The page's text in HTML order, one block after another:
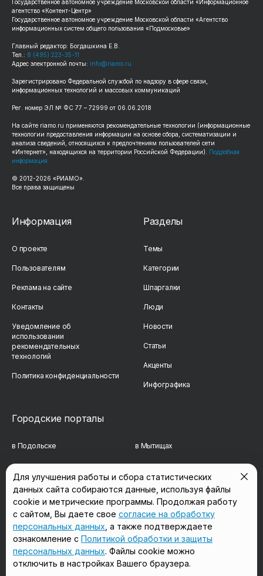
Государственное автономное учреждение Московской области «Информационное
агентство «Контент-Центр»
Государственное автономное учреждение Московской области «Агентство
информационных систем общего пользования «Подмосковье»
Главный редактор: Богдашкина Е.В.
Тел.: 8 (495) 223-35-11
Адрес электронной почты: info@riamo.ru
Зарегистрировано Федеральной службой по надзору в сфере связи,
информационных технологий и массовых коммуникаций
Рег. номер ЭЛ № ФС 77 – 72999 от 06.06.2018
На сайте riamo.ru применяются рекомендательные технологии (информационные
технологии предоставления информации на основе сбора, систематизации и
анализа сведений, относящихся к предпочтениям пользователей сети
«Интернет», находящихся на территории Российской Федерации). Подробная
информация
© 2012-2026 «РИАМО».
Все права защищены
Информация
О проекте
Пользователям
Реклама на сайте
Контакты
Уведомление об
использовании
рекомендательных
технологий
Политика конфиденциальности
Разделы
Темы
Категории
Шпаргалки
Люди
Новости
Статьи
Акценты
Инфографика
Городские порталы
в Подольске в Мытищах
в Сергиевом Посаде в Люберцах
в Красногорске в Королёве
в Домодедово в Щёлково
Мы в соцсетях
Для улучшения работы и сбора статистических
данных сайта собираются данные, используя файлы
cookie и метрические программы. Продолжая работу
с сайтом, Вы даете свое согласие на обработку
персональных данных , а также подтверждаете
ознакомление с Политикой обработки и защиты
персональных данных. Файлы cookie можно
отключить в настройках Вашего браузера.